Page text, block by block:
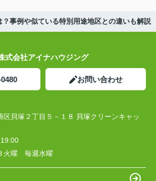
事例や似ている特別用途地区との違いも解説
式会社アイナハウジング
お問い合わせ
区貝塚２丁目５－１８ 貝塚クリーンキャッ
火曜 毎週水曜